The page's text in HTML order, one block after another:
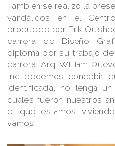
También se realizó la
vandálicos en el
producido por Erik
carrera de Diseño
diploma por su trabajo
carrera, Arq. William
“no podemos concebir
identificada, no tenga
cuáles fueron nuestros
el que estamos
vamos”.